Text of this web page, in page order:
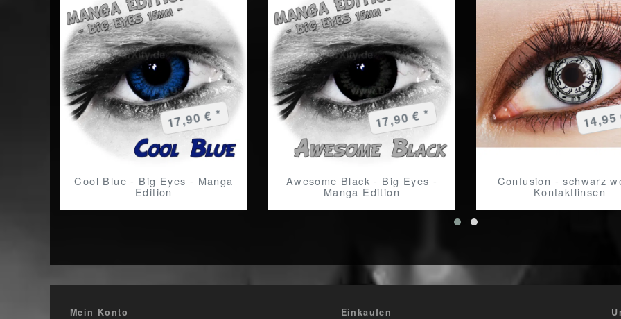
Cool Blue - Big Eyes - Manga
Edition
17,90 € *
Awesome Black - Big Eyes -
Manga Edition
17,90 € *
Confusion - schwarz
Kontaktlinsen
Mein Konto Einkaufen